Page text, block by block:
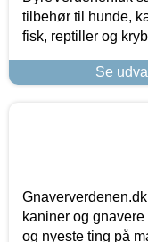
tilbehør til hunde,
fisk, reptiller og
Se
kaniner og
og nyeste ting på